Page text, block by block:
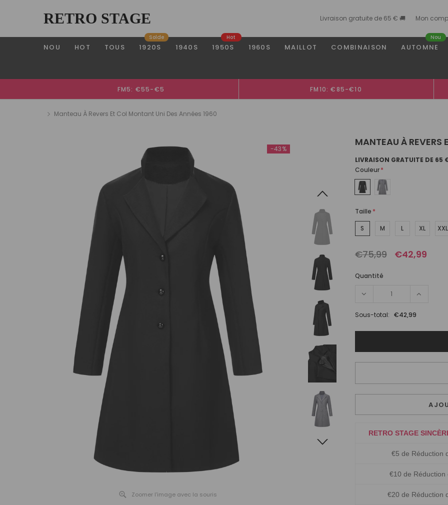
RETRO STAGE Livraison gratuite de 65 € 🚚 Mon
NOU HOT TOUS 1920S
Solde
1940S 1950S
Hot
1960S MAILLOT COMBINAISON AUTOMNE
Nou
FM5: €55-€5 FM10: €85-€10
Manteau À Revers Et Col Montant Uni Des Années 1960
-43%
Zoomer l'image avec la souris
MANTEAU À REVERS
LIVRAISON GRATUITE DE 65
Couleur*
Taille *
S
M L XL XXL
€75,99 €42,99
Quantité
Sous-total: €42,99
RETRO STAGE
€5 de Réduction
€10 de Réduction
€20 de Réduction